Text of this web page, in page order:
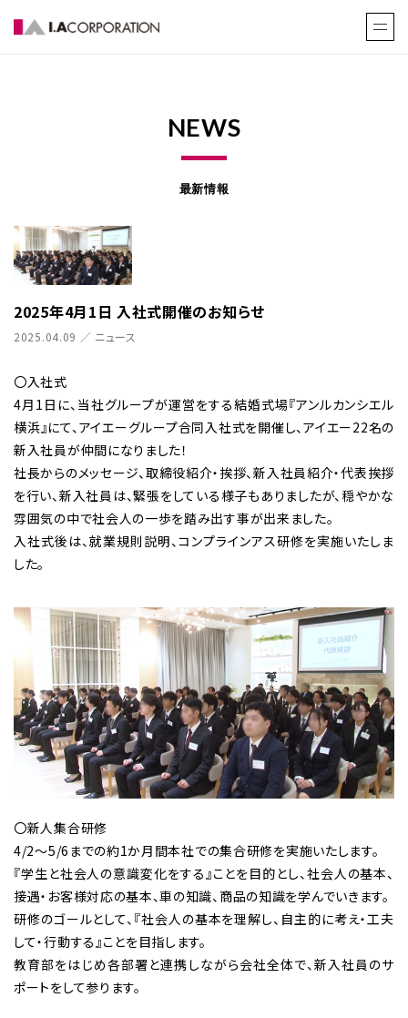
NEWS
最新情報
2025年4月1日 入社式開催のお知らせ
2025.04.09 ／ ニュース
〇入社式
4月1日に、当社グループが運営をする結婚式場『アンルカンシエル
横浜』にて、アイエーグループ合同入社式を開催し、アイエー22名の
新入社員が仲間になりました！
社長からのメッセージ、取締役紹介・挨拶、新入社員紹介・代表挨拶
を行い、新入社員は、緊張をしている様子もありましたが、穏やかな
雰囲気の中で社会人の一歩を踏み出す事が出来ました。
入社式後は、就業規則説明、コンプラインアス研修を実施いたしま
した。
〇新人集合研修
4/2～5/6までの約1か月間本社での集合研修を実施いたします。
『学生と社会人の意識変化をする』ことを目的とし、社会人の基本、
接遇・お客様対応の基本、車の知識、商品の知識を学んでいきます。
研修のゴールとして、『社会人の基本を理解し、自主的に考え・工夫
して・行動する』ことを目指します。
教育部をはじめ各部署と連携しながら会社全体で、新入社員のサ
ポートをして参ります。